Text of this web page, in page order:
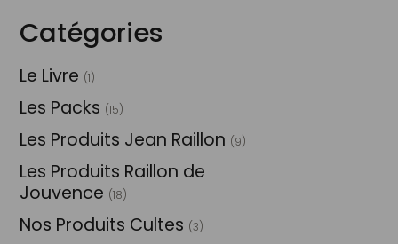
Catégories
Le Livre (1)
Les Packs (15)
Les Produits Jean Raillon (9)
Les Produits Raillon de
Jouvence (18)
Nos Produits Cultes (3)